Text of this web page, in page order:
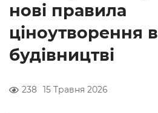
нові правила
ціноутворення в
будівництві
238 15 Травня 2026